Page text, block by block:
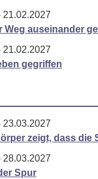
21.02.2027
Weg auseinander
21.02.2027
gegriffen
23.03.2027
zeigt, dass die
28.03.2027
Spur